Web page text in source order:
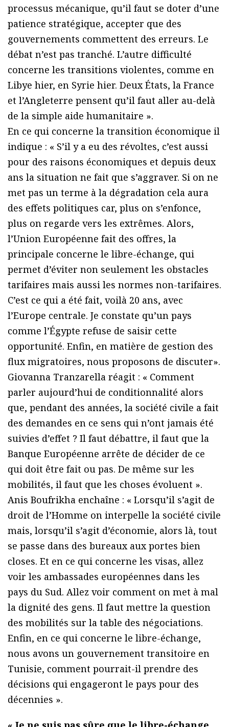
processus mécanique, qu’il faut se doter d’une
patience stratégique, accepter que des
gouvernements commettent des erreurs. Le
débat n’est pas tranché. L’autre difficulté
concerne les transitions violentes, comme en
Libye hier, en Syrie hier. Deux États, la France
et l’Angleterre pensent qu’il faut aller au-delà
de la simple aide humanitaire ».
En ce qui concerne la transition économique il
indique : « S’il y a eu des révoltes, c’est aussi
pour des raisons économiques et depuis deux
ans la situation ne fait que s’aggraver. Si on ne
met pas un terme à la dégradation cela aura
des effets politiques car, plus on s’enfonce,
plus on regarde vers les extrêmes. Alors,
l’Union Européenne fait des offres, la
principale concerne le libre-échange, qui
permet d’éviter non seulement les obstacles
tarifaires mais aussi les normes non-tarifaires.
C’est ce qui a été fait, voilà 20 ans, avec
l’Europe centrale. Je constate qu’un pays
comme l’Égypte refuse de saisir cette
opportunité. Enfin, en matière de gestion des
flux migratoires, nous proposons de discuter».
Giovanna Tranzarella réagit : « Comment
parler aujourd’hui de conditionnalité alors
que, pendant des années, la société civile a fait
des demandes en ce sens qui n’ont jamais été
suivies d’effet ? Il faut débattre, il faut que la
Banque Européenne arrête de décider de ce
qui doit être fait ou pas. De même sur les
mobilités, il faut que les choses évoluent ».
Anis Boufrikha enchaîne : « Lorsqu’il s’agit de
droit de l’Homme on interpelle la société civile
mais, lorsqu’il s’agit d’économie, alors là, tout
se passe dans des bureaux aux portes bien
closes. Et en ce qui concerne les visas, allez
voir les ambassades européennes dans les
pays du Sud. Allez voir comment on met à mal
la dignité des gens. Il faut mettre la question
des mobilités sur la table des négociations.
Enfin, en ce qui concerne le libre-échange,
nous avons un gouvernement transitoire en
Tunisie, comment pourrait-il prendre des
décisions qui engageront le pays pour des
décennies ».